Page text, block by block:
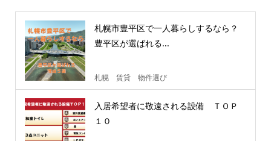
札幌市豊平区で一人暮らしするなら？
豊平区が選ばれる...
札幌 賃貸 物件選び
入居希望者に敬遠される設備 ＴＯＰ
１０